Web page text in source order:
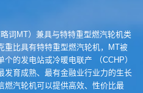
词MT）兼具与特特重型燃汽轮机类
重比具有特特重型燃汽轮机，MT被
的发电站或冷暖电联产 （CCHP）
发育成熟、最有金融业行业力的生长
燃汽轮机可以提供高效、性价比最